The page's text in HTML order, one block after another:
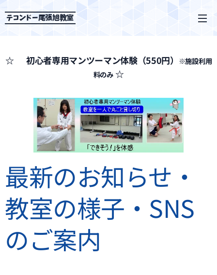
テコンドー尾張旭教室
☆🌿 初心者専用マンツーマン体験（550円）
※施設利用
料のみ☆
最新のお知らせ・
教室の様子・SNS
のご案内